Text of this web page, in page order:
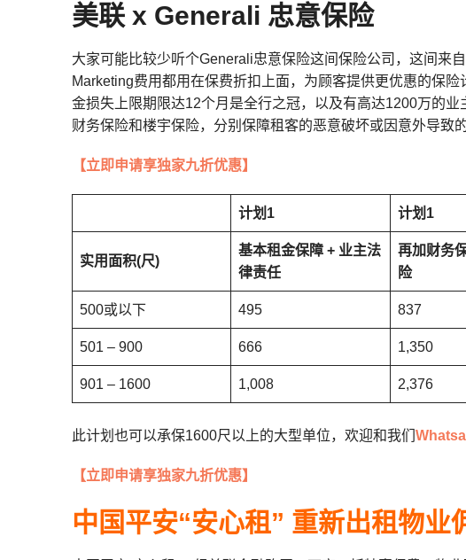
美联 x Generali 忠意保险
大家可能比较少听个Generali忠意保险这间保险公司，这间来
Marketing费用都用在保费折扣上面，为顾客提供更优惠的保
金损失上限期限达12个月是全行之冠，以及有高达1200万的
财务保险和楼宇保险，分别保障租客的恶意破坏或因意外导致
【立即申请享独家九折优惠】
计划1 计划1
实用面积(尺)
基本租金保障 + 业主法
律责任
再加财务
险
500或以下 495 837
501 – 900 666 1,350
901 – 1600 1,008 2,376
此计划也可以承保1600尺以上的大型单位，欢迎和我们
【立即申请享独家九折优惠】
中国平安“安心租” 重新出租物业